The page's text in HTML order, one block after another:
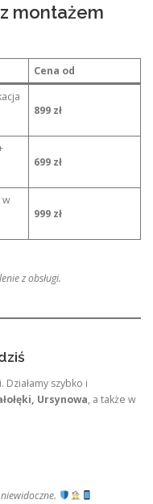
montażem
Cena od
899 zł
699 zł
w
999 zł
z obsługi.
Działamy szybko i
Ursynowa, a także w